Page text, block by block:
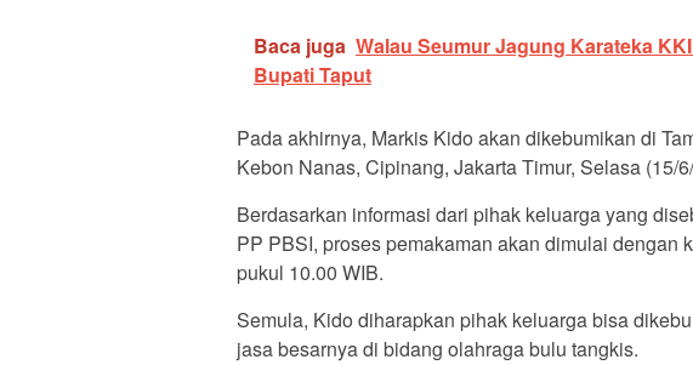
Baca juga Walau Seumur Jagung Karateka
Bupati Taput
Pada akhirnya, Markis Kido akan dikebumikan di
Kebon Nanas, Cipinang, Jakarta Timur, Selasa (15/
Berdasarkan informasi dari pihak keluarga yang
PP PBSI, proses pemakaman akan dimulai dengan
pukul 10.00 WIB.
Semula, Kido diharapkan pihak keluarga bisa
jasa besarnya di bidang olahraga bulu tangkis.